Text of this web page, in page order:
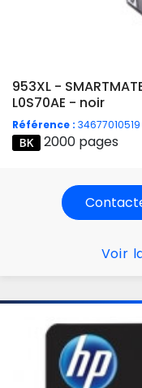
953XL -
L0S70AE - noir
Référence : 34677010519
2000 pages
Voir